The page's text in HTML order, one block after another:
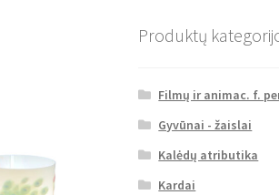
Produktų
Filmų ir animac. f.
Gyvūnai - žaislai
Kalėdų atributika
Kardai